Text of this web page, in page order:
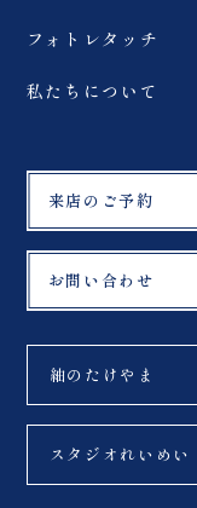
フォトレタッチ
私たちについて
来店のご予約
お問い合わせ
紬のたけやま
スタジオれいめい